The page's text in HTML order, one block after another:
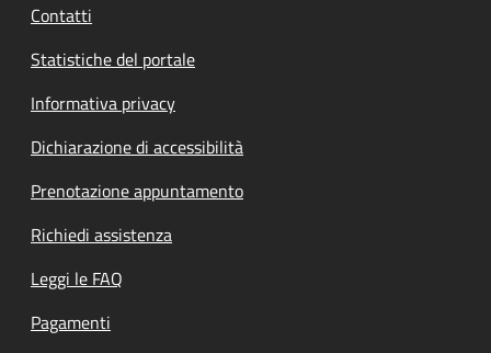
Contatti
Statistiche del portale
Informativa privacy
Dichiarazione di accessibilità
Prenotazione appuntamento
Richiedi assistenza
Leggi le FAQ
Pagamenti